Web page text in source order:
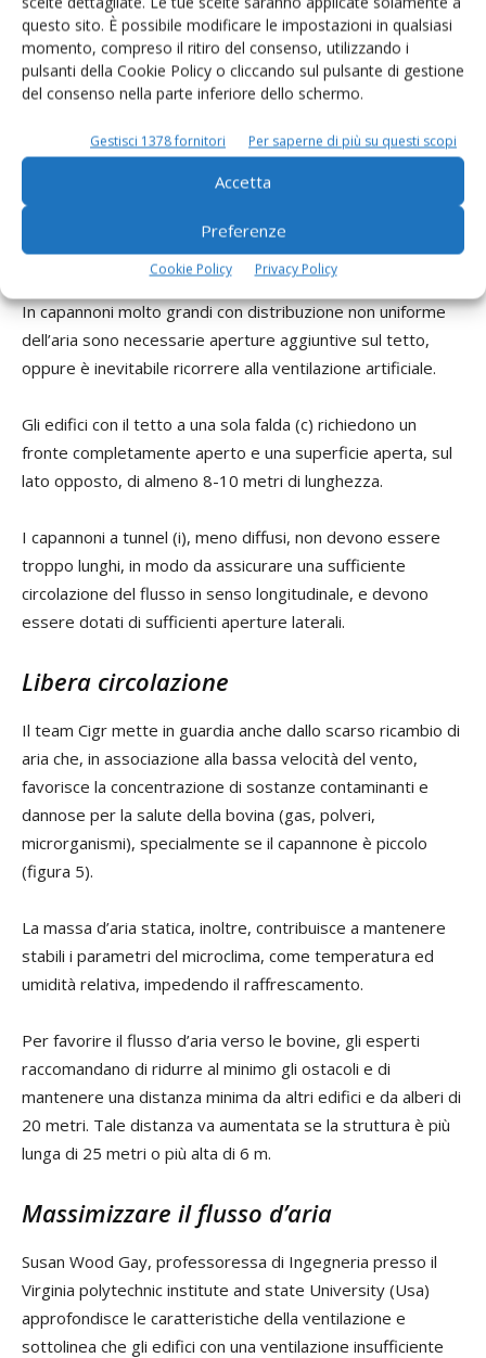
questo sito. È possibile modificare le impostazioni in qualsiasi
momento, compreso il ritiro del consenso, utilizzando i
pulsanti della Cookie Policy o cliccando sul pulsante di gestione
del consenso nella parte inferiore dello schermo.
Gestisci 1378 fornitori Per saperne di più su questi scopi
Accetta
Preferenze
Cookie Policy Privacy Policy
L’edificio “a” non è una buona soluzione, perché favorisce la
condensazione e una cattiva distribuzione dell’aria fresca.
Anche i capannoni con aperture senza pannelli deflettori
provenienti dalla direzione opposta potrebbero ostacolare
Sono da evitare ostacoli interni fissi o mobili (edifici f e h),
che interrompono il flusso d’aria.
In capannoni molto grandi con distribuzione non uniforme
dell’aria sono necessarie aperture aggiuntive sul tetto,
oppure è inevitabile ricorrere alla ventilazione artificiale.
Gli edifici con il tetto a una sola falda (c) richiedono un
fronte completamente aperto e una superficie aperta, sul
lato opposto, di almeno 8-10 metri di lunghezza.
I capannoni a tunnel (i), meno diffusi, non devono essere
troppo lunghi, in modo da assicurare una sufficiente
circolazione del flusso in senso longitudinale, e devono
essere dotati di sufficienti aperture laterali.
Libera circolazione
Il team Cigr mette in guardia anche dallo scarso ricambio di
aria che, in associazione alla bassa velocità del vento,
favorisce la concentrazione di sostanze contaminanti e
dannose per la salute della bovina (gas, polveri,
microrganismi), specialmente se il capannone è piccolo
(figura 5).
La massa d’aria statica, inoltre, contribuisce a mantenere
stabili i parametri del microclima, come temperatura ed
umidità relativa, impedendo il raffrescamento.
Per favorire il flusso d’aria verso le bovine, gli esperti
raccomandano di ridurre al minimo gli ostacoli e di
mantenere una distanza minima da altri edifici e da alberi di
20 metri. Tale distanza va aumentata se la struttura è più
lunga di 25 metri o più alta di 6 m.
Massimizzare il flusso d’aria
Susan Wood Gay, professoressa di Ingegneria presso il
Virginia polytechnic institute and state University (Usa)
approfondisce le caratteristiche della ventilazione e
sottolinea che gli edifici con una ventilazione insufficiente